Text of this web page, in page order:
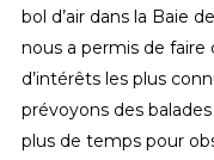
bol d’air dans la Baie
nous a permis de faire
d’intérêts les plus
prévoyons des
plus de temps pour